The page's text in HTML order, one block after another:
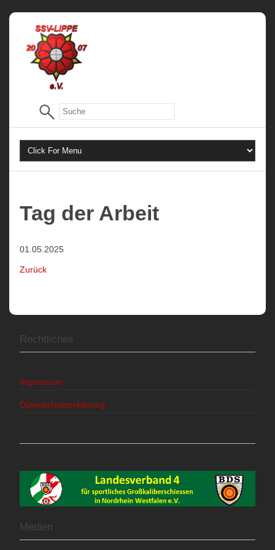
Tag der Arbeit
01.05.2025
Zurück
Rechtliches
Impressum
Datenschutzerklärung
Medien